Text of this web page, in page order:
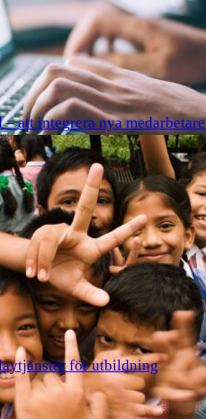
att integrera nya medarbetare
för utbildning